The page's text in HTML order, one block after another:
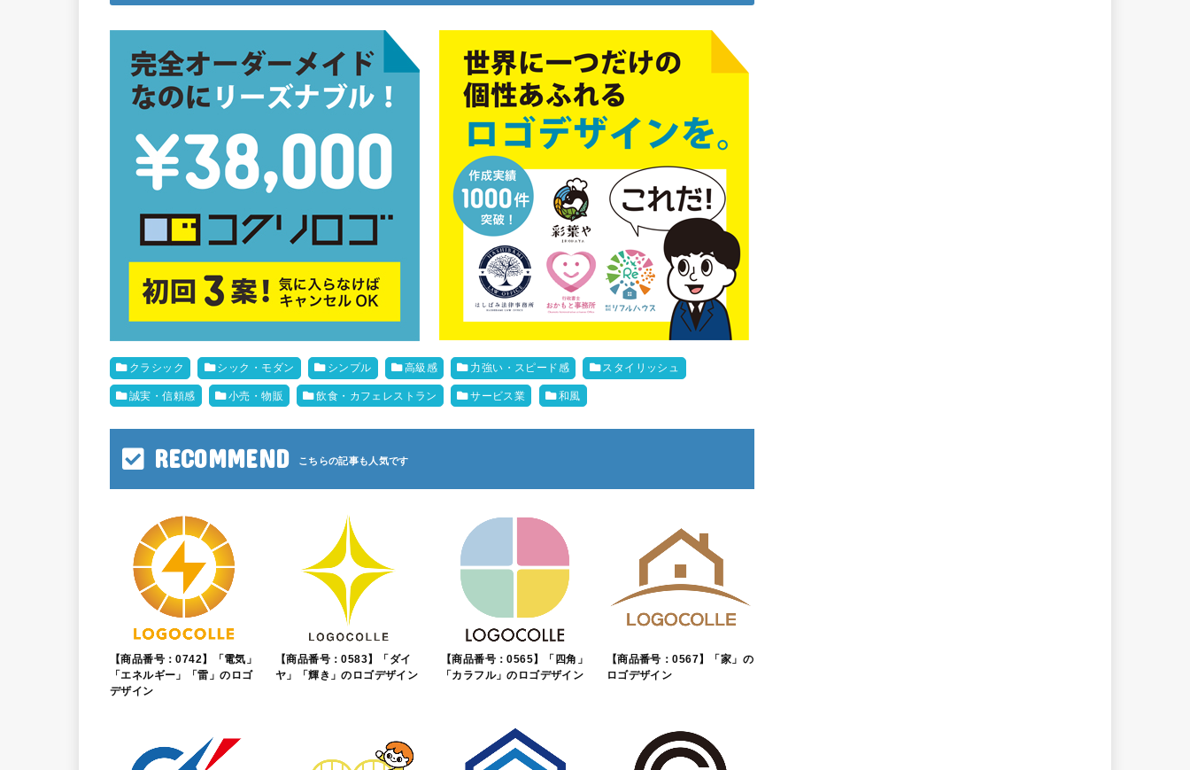
クラシック シック・モダン シンプル 高級感 力強い・スピード感 スタイリッシュ
誠実・信頼感 小売・物販 飲食・カフェレストラン サービス業 和風
RECOMMEND
【商品番号：0742】「電気」
「エネルギー」「雷」のロゴ
デザイン
【商品番号：0583】「ダイ
ヤ」「輝き」のロゴデザイン
【商品番号：0565】「四角」
「カラフル」のロゴデザイン
【商品番号：0567】「家」の
ロゴデザイン